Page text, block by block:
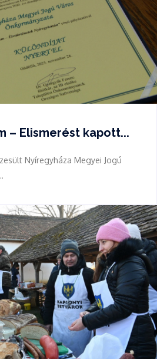
– Elismerést kapott...
Nyíregyháza Megyei Jogú